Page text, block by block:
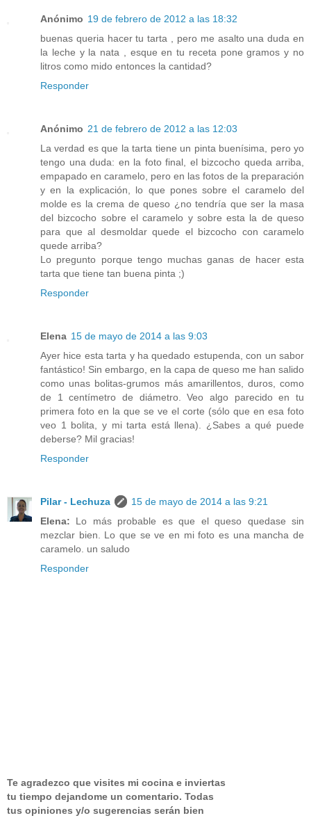
Anónimo 19 de febrero de 2012 a las 18:32
buenas queria hacer tu tarta , pero me asalto una duda en
la leche y la nata , esque en tu receta pone gramos y no
litros como mido entonces la cantidad?
Responder
Anónimo 21 de febrero de 2012 a las 12:03
La verdad es que la tarta tiene un pinta buenísima, pero yo
tengo una duda: en la foto final, el bizcocho queda arriba,
empapado en caramelo, pero en las fotos de la preparación
y en la explicación, lo que pones sobre el caramelo del
molde es la crema de queso ¿no tendría que ser la masa
del bizcocho sobre el caramelo y sobre esta la de queso
para que al desmoldar quede el bizcocho con caramelo
quede arriba?
Lo pregunto porque tengo muchas ganas de hacer esta
tarta que tiene tan buena pinta ;)
Responder
Elena 15 de mayo de 2014 a las 9:03
Ayer hice esta tarta y ha quedado estupenda, con un sabor
fantástico! Sin embargo, en la capa de queso me han salido
como unas bolitas-grumos más amarillentos, duros, como
de 1 centímetro de diámetro. Veo algo parecido en tu
primera foto en la que se ve el corte (sólo que en esa foto
veo 1 bolita, y mi tarta está llena). ¿Sabes a qué puede
deberse? Mil gracias!
Responder
Pilar - Lechuza
15 de mayo de 2014 a las 9:21
Elena: Lo más probable es que el queso quedase sin
mezclar bien. Lo que se ve en mi foto es una mancha de
caramelo. un saludo
Responder
Te agradezco que visites mi cocina e inviertas
tu tiempo dejandome un comentario. Todas
tus opiniones y/o sugerencias serán bien